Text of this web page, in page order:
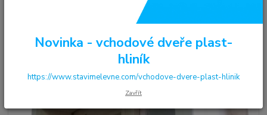
Novinka - vchodové dveře plast-
hliník
https://www.stavimelevne.com/vchodove-dvere-plast-hlinik
Zavřít